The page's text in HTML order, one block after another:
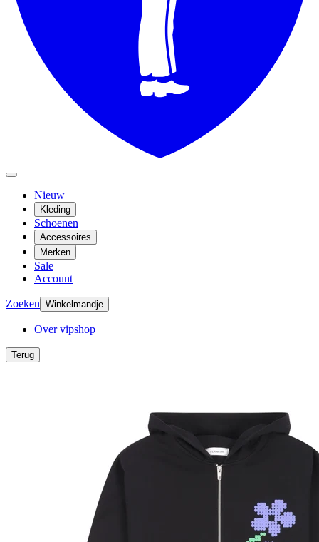
Nieuw
Kleding
Schoenen
Accessoires
Merken
Sale
Account
Zoeken Winkelmandje
Over vipshop
Terug